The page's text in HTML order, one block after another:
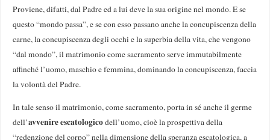
Proviene, difatti, dal Padre ed a lui deve la sua origine nel mondo. E se
questo “mondo passa”, e se con esso passano anche la concupiscenza della
carne, la concupiscenza degli occhi e la superbia della vita, che vengono
“dal mondo”, il matrimonio come sacramento serve immutabilmente
affinché l’uomo, maschio e femmina, dominando la concupiscenza, faccia
la volontà del Padre.
In tale senso il matrimonio, come sacramento, porta in sé anche il germe
dell’avvenire escatologicodell’uomo, cioè la prospettiva della
“redenzione del corpo” nella dimensione della speranza escatologica, a